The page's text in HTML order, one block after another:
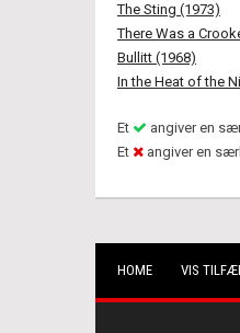
The Sting (1973)
There Was a
Bullitt (1968)
In the Heat of the
Et
angiver en
Et
angiver en
HOME VIS